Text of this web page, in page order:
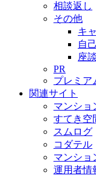
相談返し
その他
キ
自
座
PR
プレミア
関連サイト
マンショ
すてき空
スムログ
コダテル
マンショ
運用者情